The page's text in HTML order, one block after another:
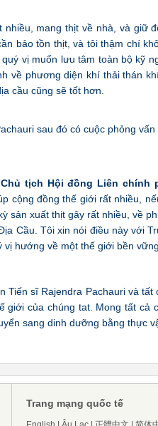
mang thịt về nhà, và giữ
bảo tồn thịt, và tôi thậm chí
vị muốn lưu tâm toàn bộ kỹ
về phương diện khí thải thán
cầu cũng sẽ tốt hơn.
sau đó có cuộc phỏng
tịch Hội đồng Liên chính
cộng đồng thế giới rất nhiều,
sản xuất thịt gây rất nhiều, về
Cầu. Tôi xin nói điều này với
vị hướng về một thế giới bền
Tiến sĩ Rajendra Pachauri và
giới của chúng tat. Mong tất cả
sang dinh dưỡng bằng thực
Trang mạng quốc tế